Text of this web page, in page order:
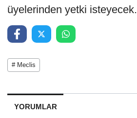
üyelerinden yetki isteyecek.
# Meclis
YORUMLAR